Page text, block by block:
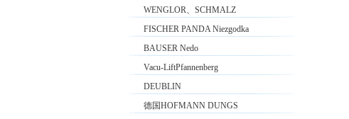
WENGLOR、SCHMALZ
FISCHER PANDA Niezgodka
BAUSER Nedo
Vacu-LiftPfannenberg
DEUBLIN
德国HOFMANN DUNGS